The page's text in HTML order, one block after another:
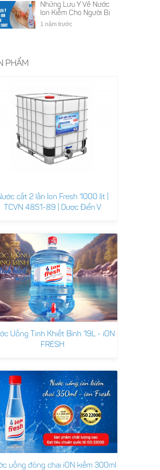
Những Lưu Ý Về Nước
Ion Kiềm Cho Người Bị
Gout
1 năm trước
PHẨM
cất 2 lần Ion Fresh 1000 lít |
TCVN 4851-89 | Dược Điển V
Uống Tinh Khiết Bình 19L - iON
FRESH
uống đóng chai iON kiềm 300ml